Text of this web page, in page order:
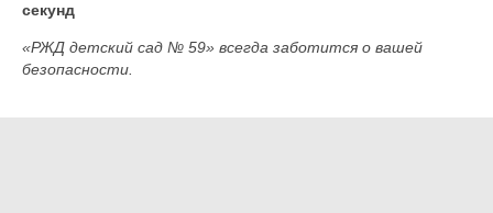
секунд
«РЖД детский сад № 59» всегда заботится о вашей
безопасности.